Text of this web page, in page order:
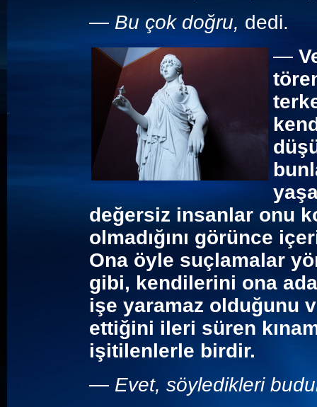
— Bu çok doğru, dedi.
—
değersiz insanlar onu
olmadığını görünce
Ona öyle suçlamalar
gibi, kendilerini ona
işe yaramaz olduğunu
ettiğini ileri süren
işitilenlerle birdir.
— Evet, söyledikleri